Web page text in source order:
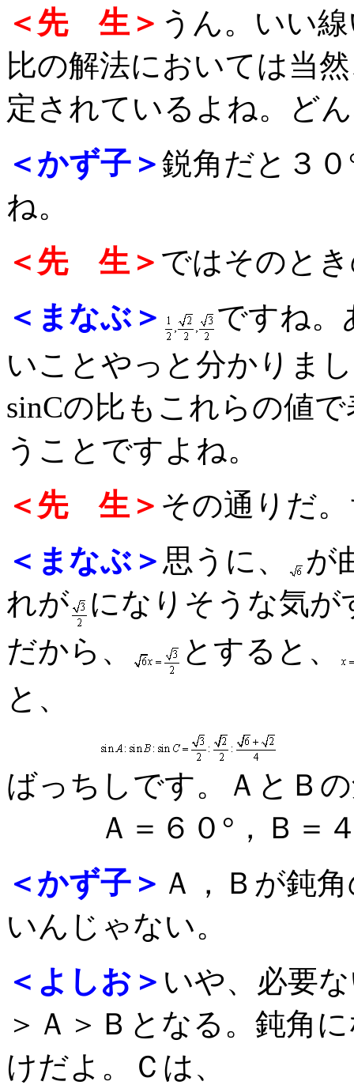
＜先 生＞ うん。いい
比の解法においては当
定されているよね。ど
＜かず子＞鋭角だと３
ね。
＜先 生＞ ではそのと
＜まなぶ＞
ですね。
いことやっと分かりま
sinCの比もこれらの値
うことですよね。
＜先 生＞ その通りだ
＜まなぶ＞ 思うに、
が
れが
になりそうな気が
だから、
とすると、
と、
ばっちしです。ＡとＢ
Ａ＝６０°，Ｂ＝４
＜かず子＞ Ａ，Ｂが鈍
いんじゃない。
＜よしお＞ いや、必要
＞Ａ＞Ｂとなる。鈍角
けだよ。Ｃは、